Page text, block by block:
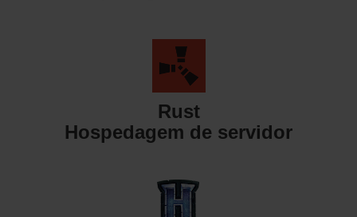
Rust
Hospedagem de servidor